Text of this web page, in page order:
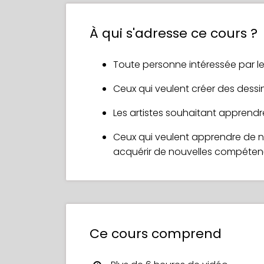
exportez-le dans les formats
dessinez des huîtres adorables !) 😀
en dessin numérique, en illustration
et augmenterez vos compétences
Ne passez pas à côté du plaisir et
toucheront votre public au cœur !
cours, alors rejoignez Rodgon dès
À qui s'adresse ce cours ?
Toute personne intéressée par
Ceux qui veulent créer des
Les artistes souhaitant
Ceux qui veulent apprendre de
acquérir de nouvelles
Ce cours comprend